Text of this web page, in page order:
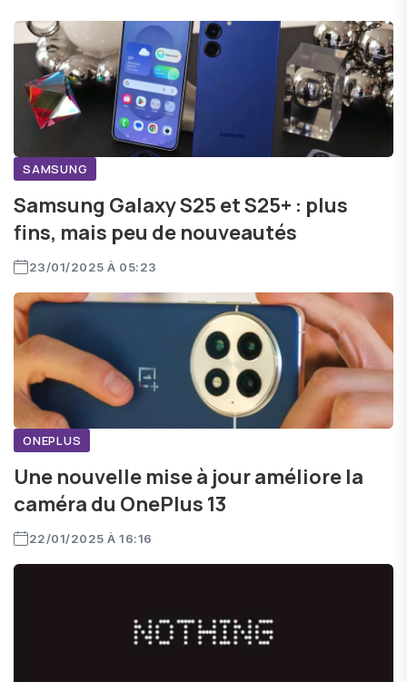
SAMSUNG
Samsung Galaxy S25 et S25+ : plus
fins, mais peu de nouveautés
23/01/2025 À 05:23
ONEPLUS
Une nouvelle mise à jour améliore la
caméra du OnePlus 13
22/01/2025 À 16:16